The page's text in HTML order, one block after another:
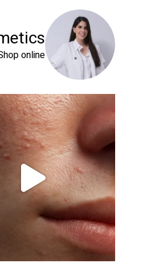
online⬇️
טיפול פנים נכון הוא הרבה מעבר